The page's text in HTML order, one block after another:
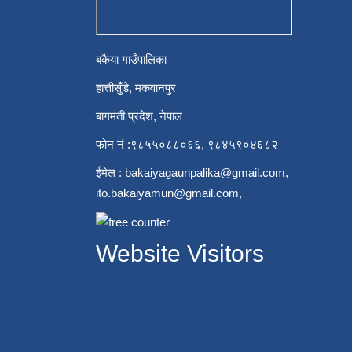
बकैया गाउँपालिका
हात्तीसुँडे, मकवानपुर
बागमती प्रदेश, नेपाल
फोन नं :९८५५०८८०६६, ९८४५९०४६८२
ईमेल : bakaiyagaunpalika@gmail.com,
ito.bakaiyamun@gmail.com,
Website Visitors